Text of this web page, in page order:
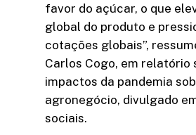
favor do açúcar, o que
global do produto e
cotações globais”,
Carlos Cogo, em relatório
impactos da pandemia
agronegócio, divulgado
sociais.